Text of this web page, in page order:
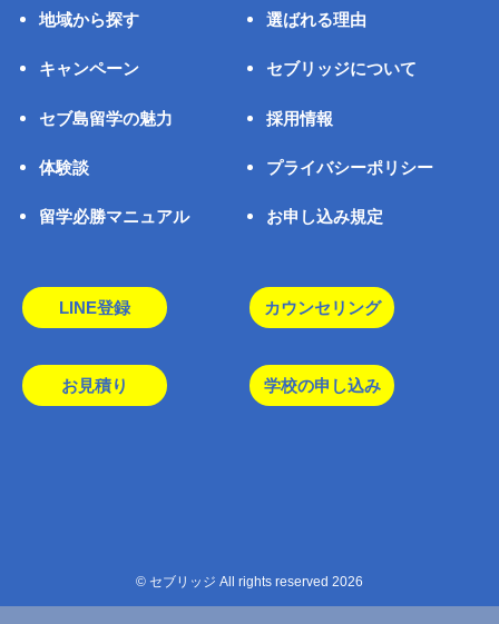
地域から探す
キャンペーン
セブ島留学の魅力
体験談
留学必勝マニュアル
選ばれる理由
セブリッジについて
採用情報
プライバシーポリシー
お申し込み規定
LINE登録 カウンセリング
お見積り 学校の申し込み
© セブリッジ All rights reserved 2026